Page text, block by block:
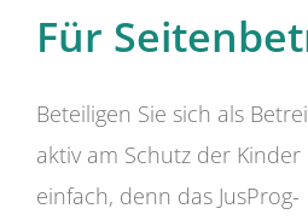
Für
Beteiligen Sie sich als
aktiv am Schutz der
einfach, denn das JusProg-